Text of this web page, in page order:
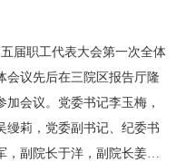
了良好口碑，已惠及约10
儿外分会小儿骨科学组组
，在前期大量骨科手术机器
助儿童骨桥切除骨骺开放
立项支持。杨征（左…
届职工代表大会第一次全体
会议先后在三院区报告厅隆
会议。党委书记李玉梅，
缦莉，党委副书记、纪委书
，副院长于洋，副院长姜春